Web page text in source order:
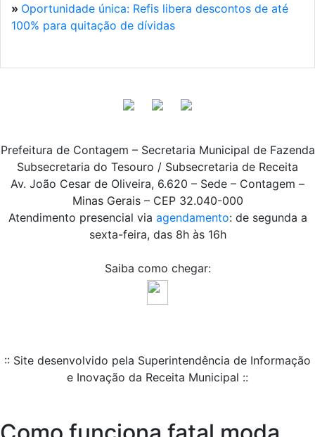
» Oportunidade única: Refis libera descontos de até
100% para quitação de dívidas
Prefeitura de Contagem – Secretaria Municipal de Fazenda
Subsecretaria do Tesouro / Subsecretaria de Receita
Av. João Cesar de Oliveira, 6.620 – Sede – Contagem –
Minas Gerais – CEP 32.040-000
Atendimento presencial via agendamento: de segunda a
sexta-feira, das 8h às 16h
Saiba como chegar:
:: Site desenvolvido pela Superintendência de Informação
e Inovação da Receita Municipal ::